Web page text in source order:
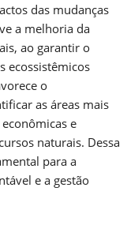
das mudanças
a melhoria da
ao garantir o
ecossistêmicos
o
as áreas mais
e
naturais. Dessa
para a
e a gestão